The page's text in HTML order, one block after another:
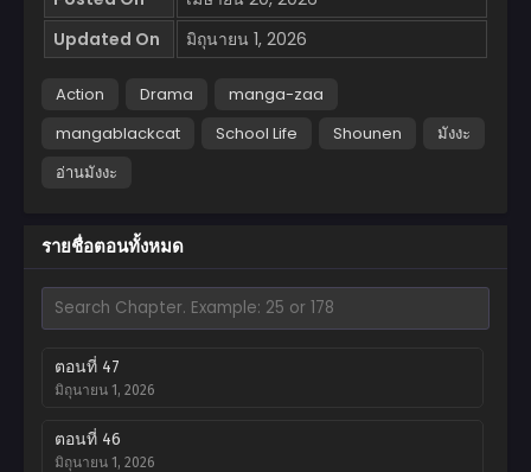
Updated On
มิถุนายน 1, 2026
Action Drama
manga-zaa
mangablackcat
School Life Shounen
มังงะ
อ่านมังงะ
รายชื่อตอนทั้งหมด
ตอนที่ 47
มิถุนายน 1, 2026
ตอนที่ 46
มิถุนายน 1, 2026